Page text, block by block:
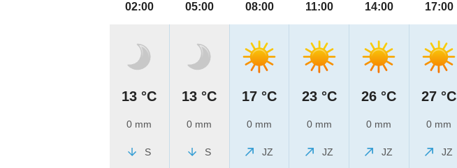
02:00
13 °C
0 mm
S
05:00
13 °C
0 mm
S
08:00
17 °C
0 mm
JZ
11:00
23 °C
0 mm
JZ
14:00
26 °C
0 mm
JZ
17:00
27 °C
0 mm
JZ